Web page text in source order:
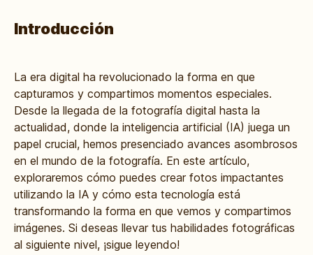
Introducción
La era digital ha revolucionado la forma en que
capturamos y compartimos momentos especiales.
Desde la llegada de la fotografía digital hasta la
actualidad, donde la inteligencia artificial (IA) juega un
papel crucial, hemos presenciado avances asombrosos
en el mundo de la fotografía. En este artículo,
exploraremos cómo puedes crear fotos impactantes
utilizando la IA y cómo esta tecnología está
transformando la forma en que vemos y compartimos
imágenes. Si deseas llevar tus habilidades fotográficas
al siguiente nivel, ¡sigue leyendo!